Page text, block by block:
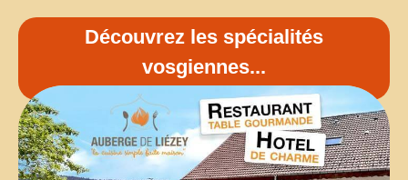
Découvrez les spécialités
vosgiennes...